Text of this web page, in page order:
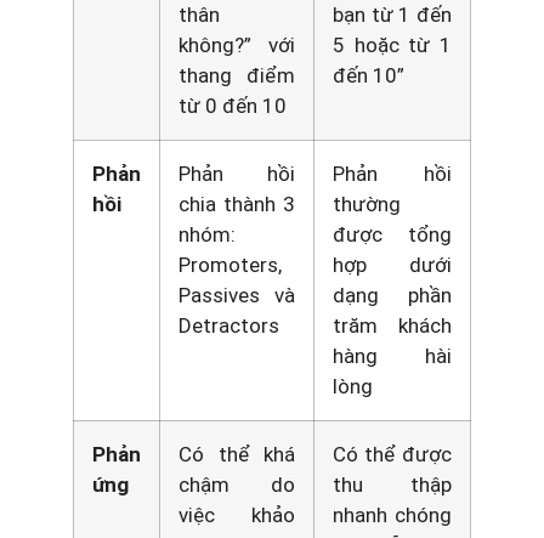
thân
không?” với
thang điểm
từ 0 đến 10
bạn từ 1 đến
5 hoặc từ 1
đến 10”
Phản
hồi
Phản hồi
chia thành 3
nhóm:
Promoters,
Passives và
Detractors
Phản hồi
thường
được tổng
hợp dưới
dạng phần
trăm khách
hàng hài
lòng
Phản
ứng
Có thể khá
chậm do
việc khảo
Có thể được
thu thập
nhanh chóng